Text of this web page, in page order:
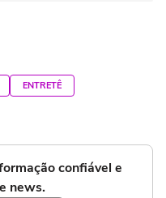
ENTRETÊ
confiável e
news.